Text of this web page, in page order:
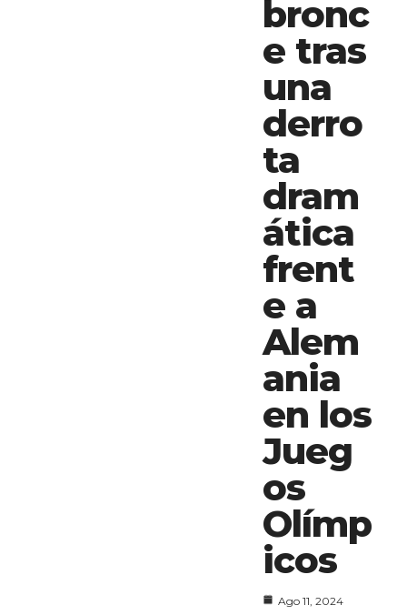
bronc
e tras
una
derro
ta
dram
ática
frent
e a
Alem
ania
en los
Jueg
os
Olímp
icos
Ago 11, 2024